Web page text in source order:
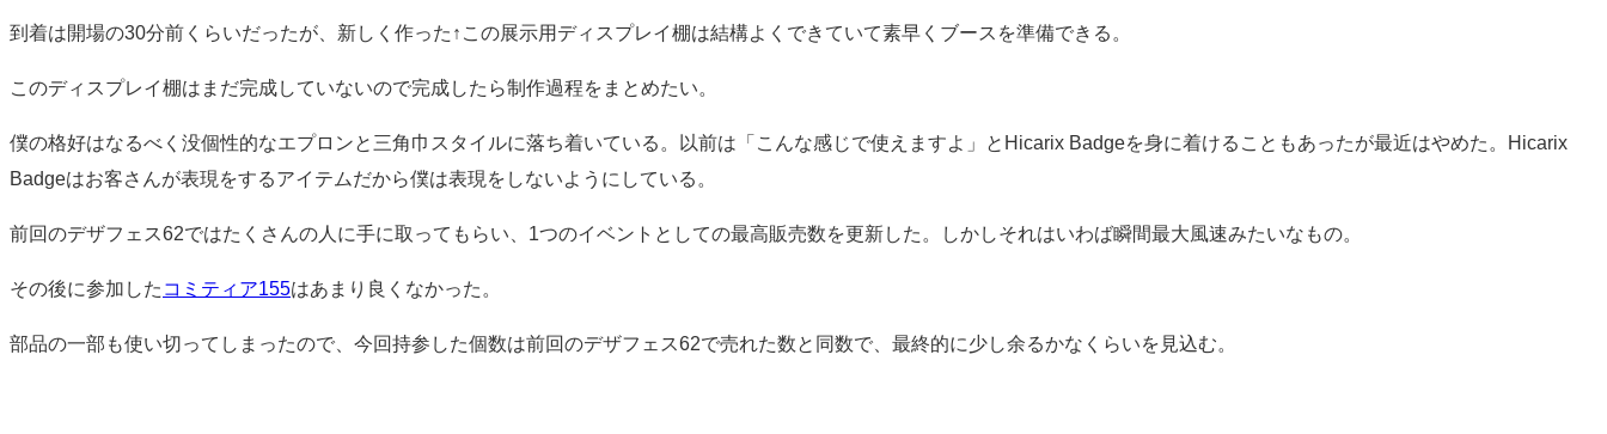
到着は開場の30分前くらいだったが、新しく作った↑この展示用ディスプレイ棚は結構よくできていて素早くブースを準備できる。
このディスプレイ棚はまだ完成していないので完成したら制作過程をまとめたい。
僕の格好はなるべく没個性的なエプロンと三角巾スタイルに落ち着いている。以前は「こんな感じで使えますよ」とHicarix Badgeを身に着けることもあったが最近はやめた。Hicarix
Badgeはお客さんが表現をするアイテムだから僕は表現をしないようにしている。
前回のデザフェス62ではたくさんの人に手に取ってもらい、1つのイベントとしての最高販売数を更新した。しかしそれはいわば瞬間最大風速みたいなもの。
その後に参加した コミティア155はあまり良くなかった。
部品の一部も使い切ってしまったので、今回持参した個数は前回のデザフェス62で売れた数と同数で、最終的に少し余るかなくらいを見込む。